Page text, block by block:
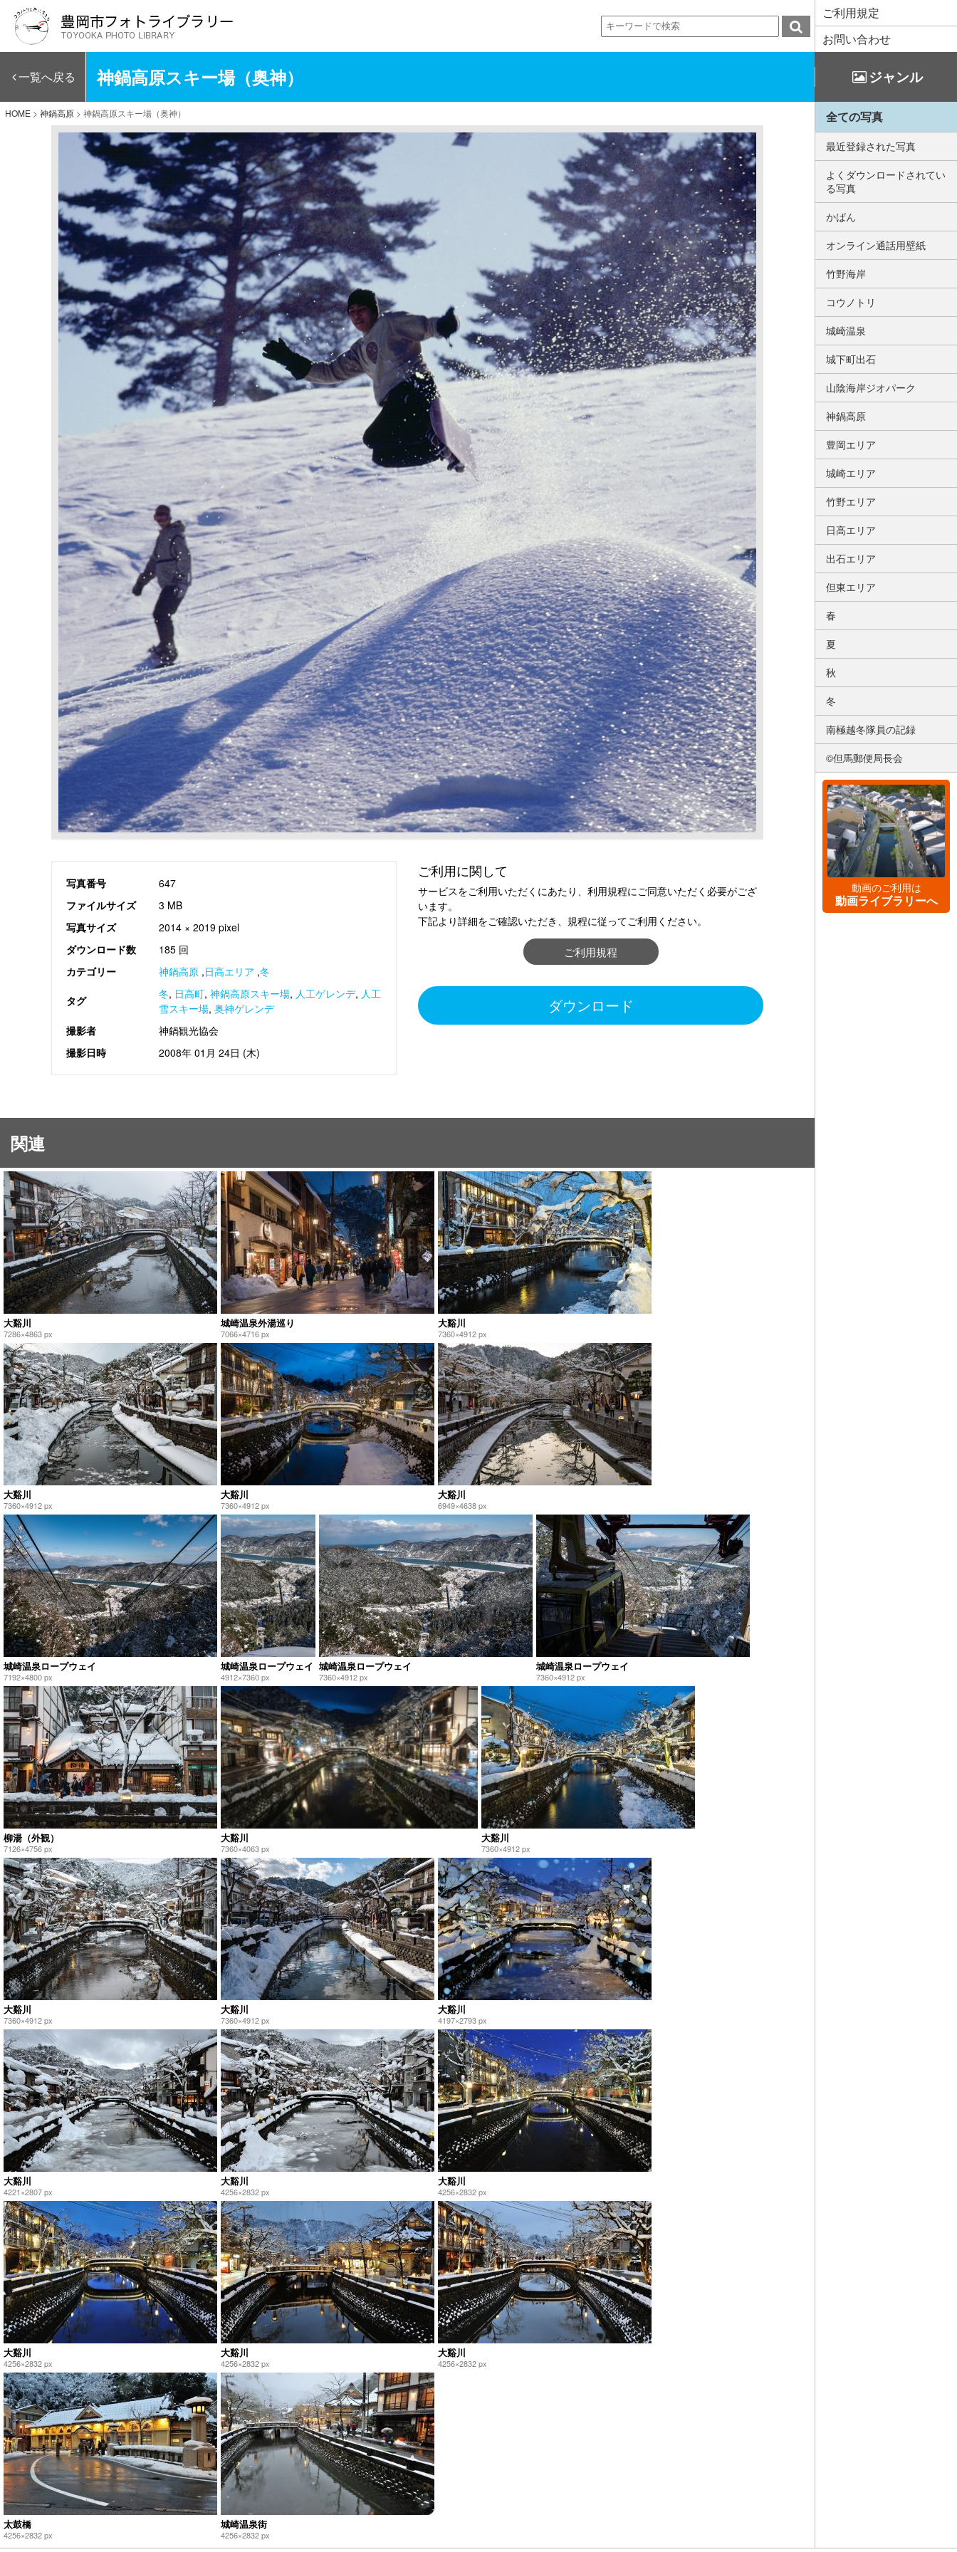
ご利用規定
お問い合わせ
一覧へ戻る 神鍋高原スキー場（奥神） ジャンル
HOME > 神鍋高原 > 神鍋高原スキー場（奥神）
写真番号
647
ファイルサイズ
3 MB
写真サイズ
2014 × 2019 pixel
ダウンロード数
185 回
カテゴリー
神鍋高原 ,日高エリア ,冬
タグ 冬, 日高町, 神鍋高原スキー場, 人工ゲレンデ, 人工
雪スキー場, 奥神ゲレンデ
撮影者
神鍋観光協会
撮影日時
2008年 01月 24日 (木)
ご利用に関して
サービスをご利用いただくにあたり、利用規程にご同意いただく必要がござ
います。
下記より詳細をご確認いただき、規程に従ってご利用ください。
ご利用規程
ダウンロード
関連
大谿川
7286×4863 px
城崎温泉外湯巡り
7066×4716 px
大谿川
7360×4912 px
大谿川
7360×4912 px
大谿川
7360×4912 px
大谿川
6949×4638 px
城崎温泉ロープウェイ
7192×4800 px
城崎温泉ロープウェイ
4912×7360 px
城崎温泉ロープウェイ
7360×4912 px
城崎温泉ロープウェイ
7360×4912 px
柳湯（外観）
7126×4756 px
大谿川
7360×4063 px
大谿川
7360×4912 px
大谿川
7360×4912 px
大谿川
7360×4912 px
大谿川
4197×2793 px
大谿川
4221×2807 px
大谿川
4256×2832 px
大谿川
4256×2832 px
大谿川
4256×2832 px
大谿川
4256×2832 px
大谿川
4256×2832 px
太鼓橋
4256×2832 px
城崎温泉街
4256×2832 px
全ての写真
最近登録された写真
よくダウンロードされてい
る写真
かばん
オンライン通話用壁紙
竹野海岸
コウノトリ
城崎温泉
城下町出石
山陰海岸ジオパーク
神鍋高原
豊岡エリア
城崎エリア
竹野エリア
日高エリア
出石エリア
但東エリア
春
夏
秋
冬
南極越冬隊員の記録
©但馬郵便局長会
動画のご利用は
動画ライブラリーへ